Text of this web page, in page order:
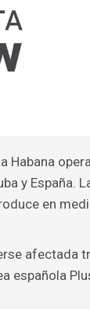
y España.
en
afectada
española